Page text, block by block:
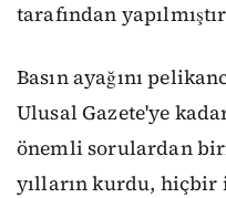
tarafından
Basın ayağını
Ulusal Gazete'ye
önemli sorulardan
yılların kurdu, hiçbir